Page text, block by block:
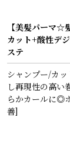
【美髪パーマ☆
カット+酸性デ
ステ
シャンプー/カ
し再現性の高い
らかカールに◎
善]